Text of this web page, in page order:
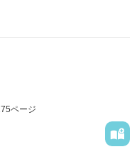
ページ